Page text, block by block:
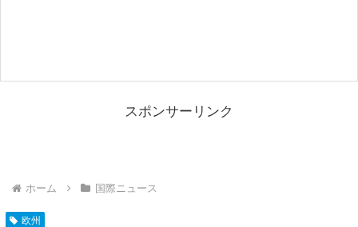
スポンサーリンク
ホーム 国際ニュース
欧州